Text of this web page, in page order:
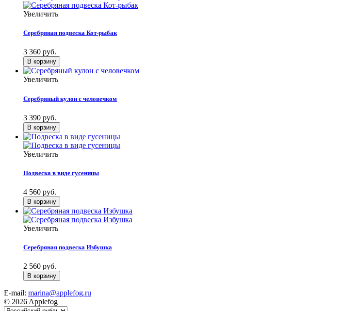
Увеличить
Серебряная подвеска Кот-рыбак
3 360 руб.
Увеличить
Серебряный кулон с человечком
3 390 руб.
Увеличить
Подвеска в виде гусеницы
4 560 руб.
Увеличить
Серебряная подвеска Избушка
2 560 руб.
E-mail: marina@applefog.ru
© 2026 Applefog